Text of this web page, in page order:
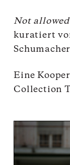
Not
kuratiert
Schumacher
Eine
Collection